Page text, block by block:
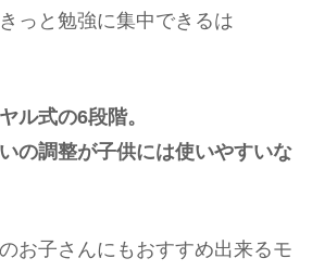
っと勉強に集中できるは
ル式の6段階。
の調整が子供には使いやすいな
お子さんにもおすすめ出来るモ